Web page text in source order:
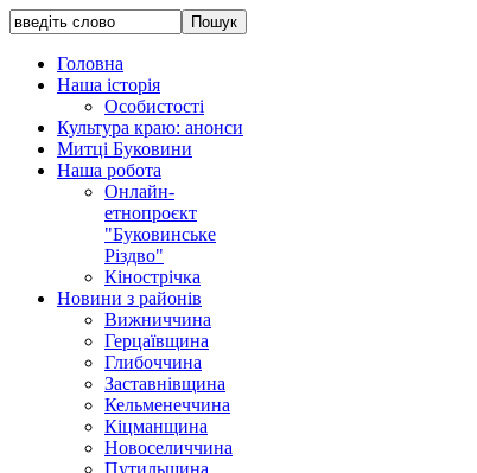
Головна
Наша історія
Особистості
Культура краю: анонси
Митці Буковини
Наша робота
Онлайн-
етнопроєкт
"Буковинське
Різдво"
Кінострічка
Новини з районів
Вижниччина
Герцаївщина
Глибоччина
Заставнівщина
Кельменеччина
Кіцманщина
Новоселиччина
Путильщина